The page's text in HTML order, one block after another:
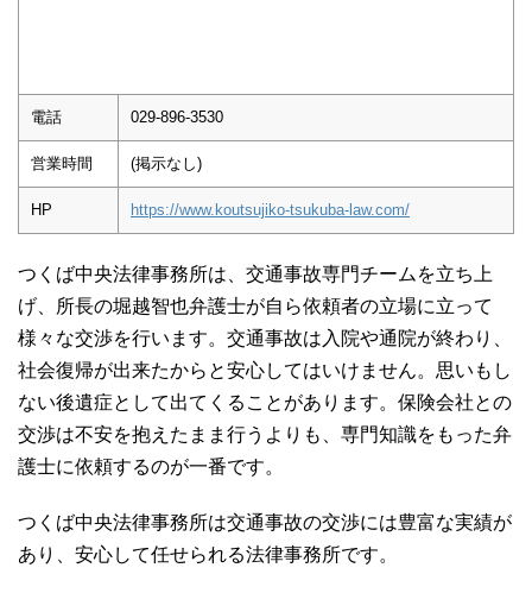
電話 029-896-3530
営業時間 (掲示なし)
HP https://www.koutsujiko-tsukuba-law.com/
つくば中央法律事務所は、交通事故専門チームを立ち上
げ、所長の堀越智也弁護士が自ら依頼者の立場に立って
様々な交渉を行います。交通事故は入院や通院が終わり、
社会復帰が出来たからと安心してはいけません。思いもし
ない後遺症として出てくることがあります。保険会社との
交渉は不安を抱えたまま行うよりも、専門知識をもった弁
護士に依頼するのが一番です。
つくば中央法律事務所は交通事故の交渉には豊富な実績が
あり、安心して任せられる法律事務所です。